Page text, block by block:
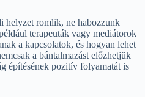
helyzet romlik, ne habozzunk
terapeuták vagy mediátorok
a kapcsolatok, és hogyan lehet
a bántalmazást előzhetjük
építésének pozitív folyamatát is